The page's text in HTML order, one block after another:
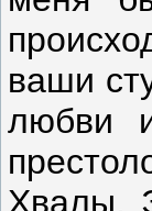
ваши
любви
Хвалы.